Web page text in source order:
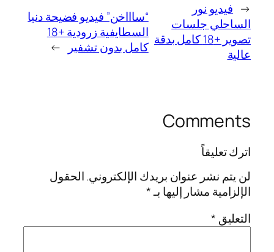
← فيديو نور
الساحلي جلسات
تصوير +18 كامل بدقة
عالية
“ساااخن” فيديو فضيحة دنيا
السطايفية زرودية +18
كامل بدون تشفير
→
Comments
اترك تعليقاً
لن يتم نشر عنوان بريدك الإلكتروني.الحقول
الإلزامية مشار إليها بـ*
التعليق *